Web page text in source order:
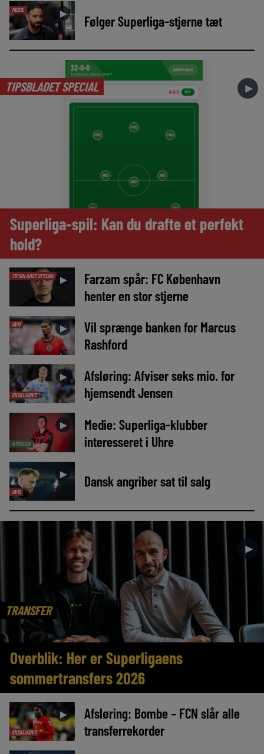
MEDIE ► Følger Superliga-stjerne tæt
TIPSBLADET SPECIAL ►
Superliga-spil: Kan du drafte et perfekt
hold?
TIPSBLADET SPECIAL ►
Farzam spår: FC København
henter en stor stjerne
AVIS ►
Vil sprænge banken for Marcus
Rashford
EKSKLUSIVT
►
Afsløring: Afviser seks mio. for
hjemsendt Jensen
NYHEDER
►
Medie: Superliga-klubber
interesseret i Uhre
AVIS
► Dansk angriber sat til salg
TRANSFER
►
Overblik: Her er Superligaens
sommertransfers 2026
EKSKLUSIVT
►
Afsløring: Bombe – FCN slår alle
transferrekorder